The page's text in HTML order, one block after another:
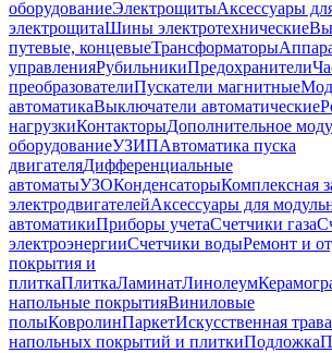
оборудованиеЭлектрощитыАксессуары
электрощитаШины электротехнические
путевые, концевыеТрансформаторы
управленияРубильникиПредохранители
преобразователиПускатели магнитные
автоматикаВыключатели автоматические
нагрузкиКонтакторыДополнительное
оборудованиеУЗИПАвтоматика пуска
двигателяДифференциальные
автоматыУЗОКонденсаторыКомплексная
электродвигателейАксессуары для
автоматикиПриборы учетаСчетчики газа
электроэнергииСчетчики водыРемонт и
покрытия и
плиткаПлиткаЛаминатЛинолеум
напольные покрытияВиниловые
полыКовролинПаркетИскусственная трава
напольных покрытий и плиткиПодложка